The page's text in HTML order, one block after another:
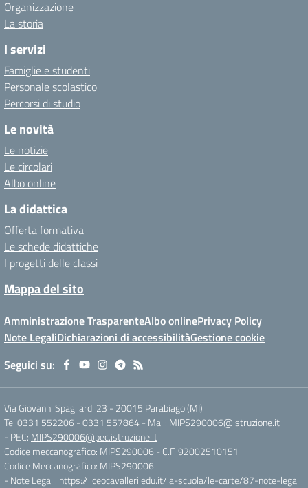
Organizzazione
La storia
I servizi
Famiglie e studenti
Personale scolastico
Percorsi di studio
Le novità
Le notizie
Le circolari
Albo online
La didattica
Offerta formativa
Le schede didattiche
I progetti delle classi
Mappa del sito
Amministrazione TrasparenteAlbo onlinePrivacy Policy
Note LegaliDichiarazioni di accessibilitàGestione cookie
Seguici su:
Via Giovanni Spagliardi 23 - 20015 Parabiago (MI)
Tel 0331 552206 - 0331 557864- Mail: MIPS290006@istruzione.it
- PEC: MIPS290006@pec.istruzione.it
Codice meccanografico: MIPS290006 - C.F. 92002510151
Codice Meccanografico: MIPS290006
- Note Legali: https://liceocavalleri.edu.it/la-scuola/le-carte/87-note-legali